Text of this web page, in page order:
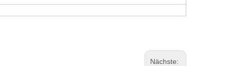
Nächste: